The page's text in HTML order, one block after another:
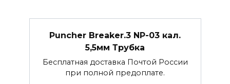
Puncher Breaker.3 NP-03 кал.
5,5мм Трубка
Бесплатная доставка Почтой России
при полной предоплате.